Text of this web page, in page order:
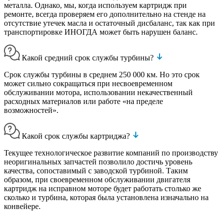
металла. Однако, мы, когда используем картридж при
ремонте, всегда проверяем его дополнительно на стенде на
отсутствие утечек масла и остаточный дисбаланс, так как при
транспортировке ИНОГДА может быть нарушен баланс.
Какой средний срок службы турбины?
Срок службы турбины в среднем 250 000 км. Но это срок
может сильно сокращаться при несвоевременном
обслуживании мотора, использовании некачественный
расходных материалов или работе «на пределе
возможностей».
Какой срок службы картриджа?
Текущее технологическое развитие компаний по производству
неоригинальных запчастей позволило достичь уровень
качества, сопоставимый с заводской турбиной. Таким
образом, при своевременном обслуживании двигателя
картридж на исправном моторе будет работать столько же
сколько и турбина, которая была установлена изначально на
конвейере.